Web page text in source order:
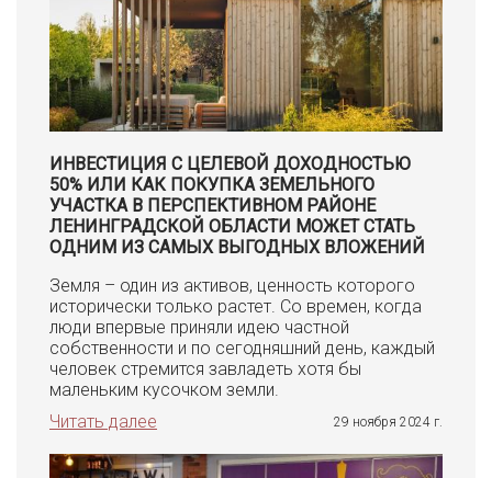
ИНВЕСТИЦИЯ С ЦЕЛЕВОЙ ДОХОДНОСТЬЮ
50% ИЛИ КАК ПОКУПКА ЗЕМЕЛЬНОГО
УЧАСТКА В ПЕРСПЕКТИВНОМ РАЙОНЕ
ЛЕНИНГРАДСКОЙ ОБЛАСТИ МОЖЕТ СТАТЬ
ОДНИМ ИЗ САМЫХ ВЫГОДНЫХ ВЛОЖЕНИЙ
Земля – один из активов, ценность которого
исторически только растет. Со времен, когда
люди впервые приняли идею частной
собственности и по сегодняшний день, каждый
человек стремится завладеть хотя бы
маленьким кусочком земли.
Читать далее
29 ноября 2024 г.